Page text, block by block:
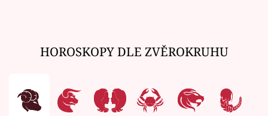
HOROSKOPY DLE ZVĚROKRUHU